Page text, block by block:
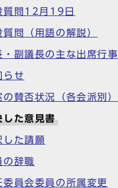
問12月19日
問（用語の解説）
副議長の主な出席行事
せ
賛否状況（各会派別）
た意見書
た請願
辞職
員会委員の所属変更